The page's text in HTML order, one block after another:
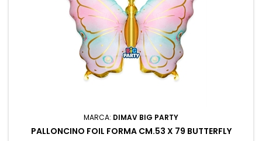
MARCA: DIMAV BIG PARTY
PALLONCINO FOIL FORMA CM.53 X 79 BUTTERFLY